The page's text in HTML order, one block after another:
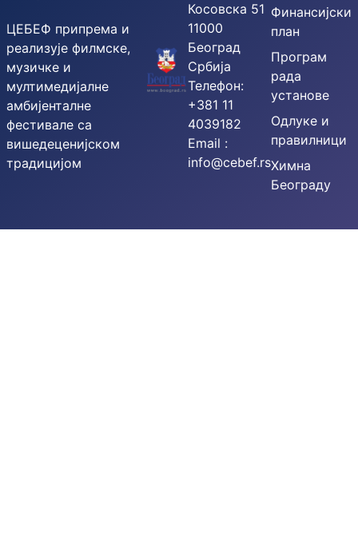
ЦЕБЕФ припрема и
реализује филмске,
музичке и
мултимедијалне
амбијенталне
фестивале са
вишедеценијском
традицијом
Косовска 51
11000
Београд
Србија
Телефон:
+381 11
4039182
Email :
info@cebef.rs
Финансијски
план
Програм
рада
установе
Одлуке и
правилници
Химна
Београду